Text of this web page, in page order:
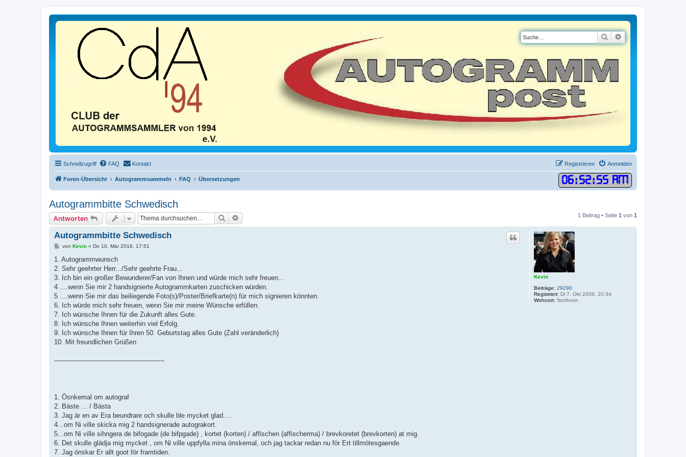
Suche
Schnellzugriff FAQ Kontakt Anmelden
Registrieren
Foren-Übersicht Autogrammsammeln FAQ Übersetzungen 06:52:55 AM
Autogrammbitte Schwedisch
Antworten Suche 1 Beitrag • Seite 1 von 1
Kevin
Beiträge: 29290
Registriert: Di 7. Okt 2008, 20:34
Wohnort: Northeim
Autogrammbitte Schwedisch
B
a
von Kevin» Do 10. Mär 2016, 17:51
1. Autogrammwunsch
2. Sehr geehrter Herr.../Sehr geehrte Frau...
3. Ich bin ein großer Bewunderer/Fan von Ihnen und würde mich sehr freuen...
4 ....wenn Sie mir 2 handsignierte Autogrammkarten zuschicken würden.
5 ....wenn Sie mir das beiliegende Foto(s)/Poster/Briefkarte(n) für mich signieren könnten.
6. Ich würde mich sehr freuen, wenn Sie mir meine Wünsche erfüllen.
7. Ich wünsche Ihnen für die Zukunft alles Gute.
8. Ich wünsche Ihnen weiterhin viel Erfolg.
9. Ich wünsche Ihnen für Ihren 50. Geburtstag alles Gute (Zahl veränderlich)
10. Mit freundlichen Grüßen
------------------------------------------------------
1. Ösnkemal om autograf
2. Bäste ... / Bästa
3. Jag är en av Era beundrare och skulle ble mycket glad....
4...om Ni ville skicka mig 2 handsignerade autograkort.
5...om Ni ville sihngera de bifogade (de bifpgade) , kortet (korten) / affischen (affischerma) / brevkoretet (brevkorten) at mig.
6. Det skulle glädja mig mycket , om Ni ville uppfylla mina önskemal, och jag tackar redan nu för Ert tillmötesgaende.
7. Jag önskar Er allt goot för framtiden.